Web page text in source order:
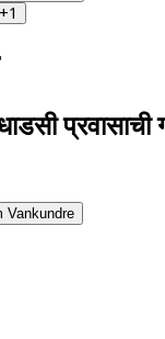
+1
Vankundre